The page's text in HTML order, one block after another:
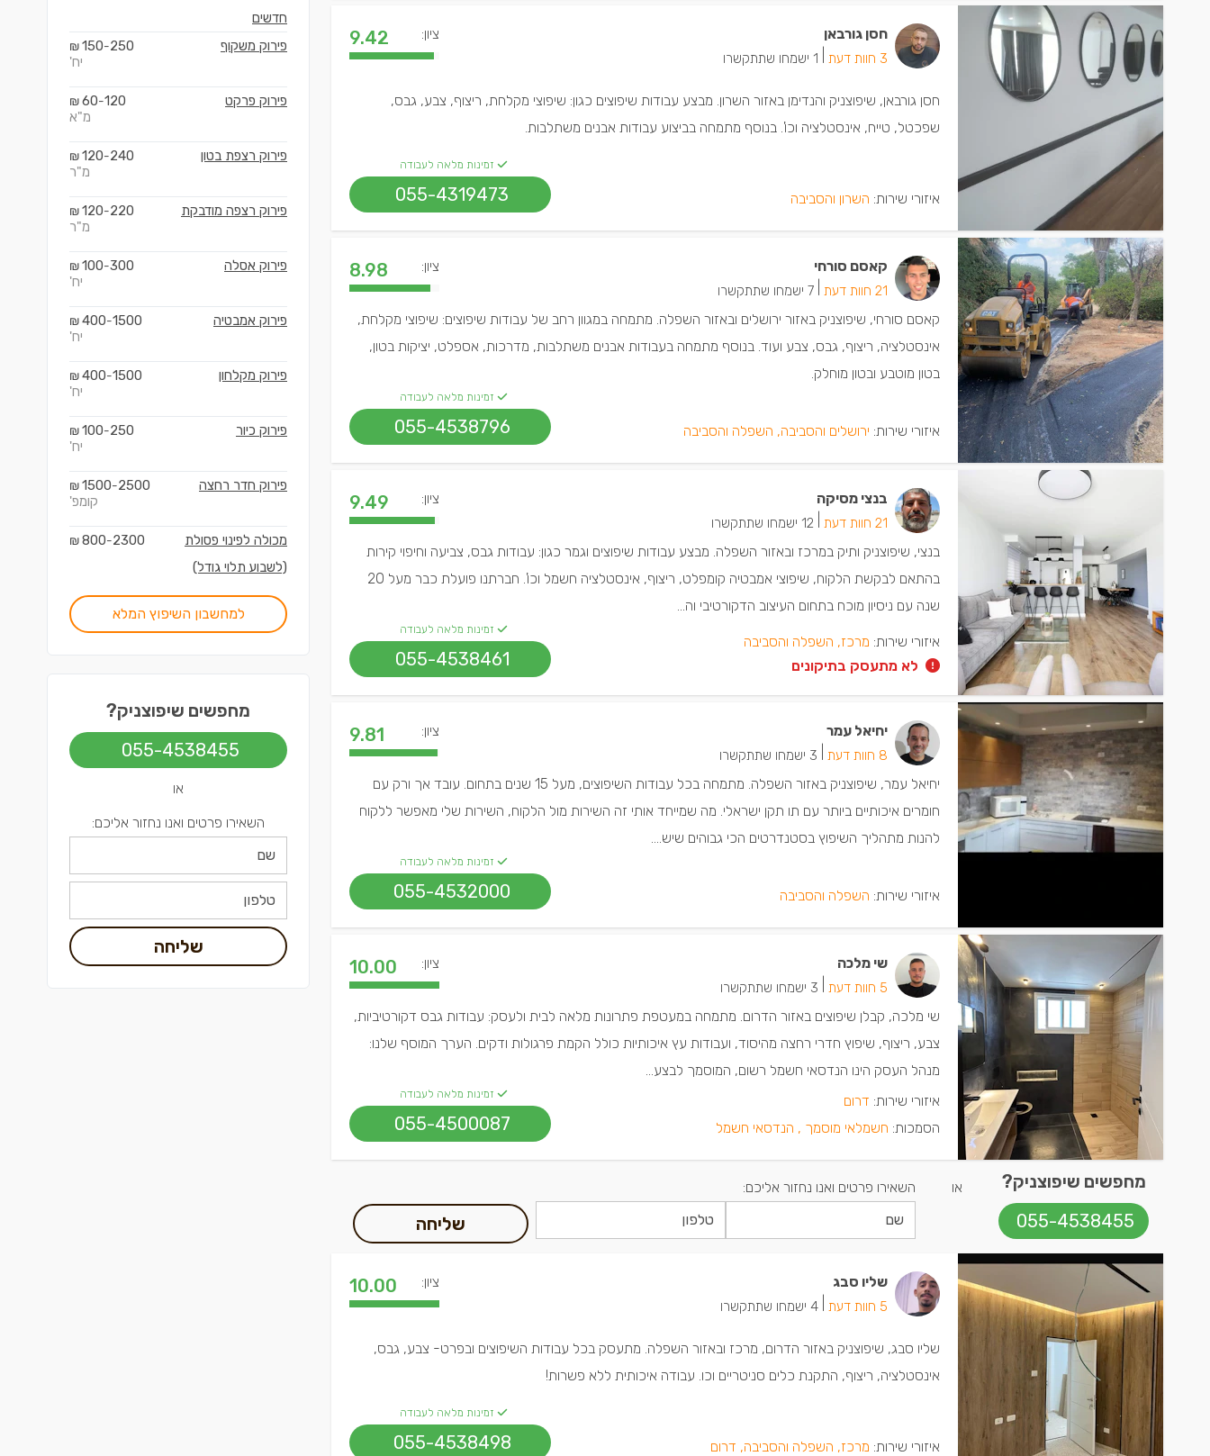
חסן גורבאן
3 חוות דעת 1 ישמחו שתתקשרו
ציון: 9.42
חסן גורבאן, שיפוצניק והנדימן באזור השרון. מבצע עבודות שיפוצים כגון: שיפוצי מקלחת, ריצוף, צבע, גבס,
שפכטל, טייח, אינסטלציה וכו'. בנוסף מתמחה בביצוע עבודות אבנים משתלבות.
איזורי שירות: השרון והסביבה
זמינות מלאה לעבודה
055-4319473
קאסם סורחי
21 חוות דעת 7 ישמחו שתתקשרו
ציון: 8.98
קאסם סורחי, שיפוצניק באזור ירושלים ובאזור השפלה. מתמחה במגוון רחב של עבודות שיפוצים: שיפוצי מקלחת,
אינסטלציה, ריצוף, גבס, צבע ועוד. בנוסף מתמחה בעבודות אבנים משתלבות, מדרכות, אספלט, יציקות בטון,
בטון מוטבע ובטון מוחלק.
איזורי שירות: ירושלים והסביבה, השפלה והסביבה
זמינות מלאה לעבודה
055-4538796
בנצי מסיקה
21 חוות דעת 12 ישמחו שתתקשרו
ציון: 9.49
בנצי, שיפוצניק ותיק במרכז ובאזור השפלה. מבצע עבודות שיפוצים וגמר כגון: עבודות גבס, צביעה וחיפוי קירות
בהתאם לבקשת הלקוח, שיפוצי אמבטיה קומפלט, ריצוף, אינסטלציה חשמל וכו'. חברתנו פועלת כבר מעל 20
שנה עם ניסיון מוכח בתחום העיצוב הדקורטיבי וה...
איזורי שירות: מרכז, השפלה והסביבה
לא מתעסק בתיקונים
זמינות מלאה לעבודה
055-4538461
יחיאל עמר
8 חוות דעת 3 ישמחו שתתקשרו
ציון: 9.81
יחיאל עמר, שיפוצניק באזור השפלה. מתמחה בכל עבודות השיפוצים, מעל 15 שנים בתחום. עובד אך ורק עם
חומרים איכותיים ביותר עם תו תקן ישראלי. מה שמייחד אותי זה השירות מול הלקוח, השירות שלי מאפשר ללקוח
להנות מתהליך השיפוץ בסטנדרטים הכי גבוהים שיש....
איזורי שירות: השפלה והסביבה
זמינות מלאה לעבודה
055-4532000
שי מלכה
5 חוות דעת 3 ישמחו שתתקשרו
ציון: 10.00
שי מלכה, קבלן שיפוצים באזור הדרום. מתמחה במעטפת פתרונות מלאה לבית ולעסק: עבודות גבס דקורטיביות,
צבע, ריצוף, שיפוץ חדרי רחצה מהיסוד, ועבודות עץ איכותיות כולל הקמת פרגולות ודקים. הערך המוסף שלנו:
מנהל העסק הינו הנדסאי חשמל רשום, המוסמך לבצע...
איזורי שירות: דרום
הסמכות: חשמלאי מוסמך , הנדסאי חשמל
זמינות מלאה לעבודה
055-4500087
מחפשים שיפוצניק?
055-4538455
או השאירו פרטים ואנו נחזור אליכם:
שליחה
שליו סבג
5 חוות דעת 4 ישמחו שתתקשרו
ציון: 10.00
שליו סבג, שיפוצניק באזור הדרום, מרכז ובאזור השפלה. מתעסק בכל עבודות השיפוצים ובפרט- צבע, גבס,
אינסטלציה, ריצוף, התקנת כלים סניטריים וכו. עבודה איכותית ללא פשרות!
איזורי שירות: מרכז, השפלה והסביבה, דרום
זמינות מלאה לעבודה
055-4538498
חדשים
פירוק משקוף 150-250
₪
יח'
פירוק פרקט 60-120
₪
מ"א
פירוק רצפת בטון 120-240
₪
מ"ר
פירוק רצפה מודבקת 120-220
₪
מ"ר
פירוק אסלה 100-300
₪
יח'
פירוק אמבטיה 400-1500
₪
יח'
פירוק מקלחון 400-1500
₪
יח'
פירוק כיור 100-250
₪
יח'
פירוק חדר רחצה 1500-2500
₪
קומפ'
מכולה לפינוי פסולת
(לשבוע תלוי גודל)
800-2300
₪
למחשבון השיפוץ המלא
מחפשים שיפוצניק?
055-4538455
או
השאירו פרטים ואנו נחזור אליכם:
שליחה